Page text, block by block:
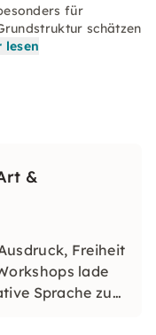
für
schätzen
lesen
&
Freiheit
lade
Sprache zu